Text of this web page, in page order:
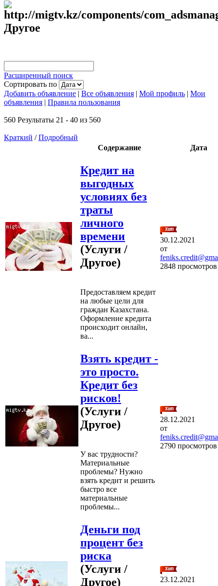
Другое
Расширенный поиск
Сортировать по
Добавить объявление | Все объявления | Мой профиль | Мои
объявления | Правила пользования
560 Результаты 21 - 40 из 560
Краткий /Подробный
Содержание
Дата
Кредит на
выгодных
условиях без
траты
личного
времени
(Услуги /
Другое)
Предоставляем кредит
на любые цели для
граждан Казахстана.
Оформление кредита
происходит онлайн,
ва...
30.12.2021
от
2848 просмотров
Взять кредит -
это просто.
Кредит без
рисков!
(Услуги /
Другое)
У вас трудности?
Материальные
проблемы? Нужно
взять кредит и решить
быстро все
материальные
проблемы...
28.12.2021
от
2790 просмотров
Деньги под
процент без
риска
(Услуги /
Другое)
23.12.2021